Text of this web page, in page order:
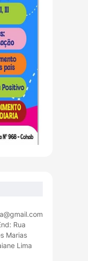
Rua
Marias
Lima